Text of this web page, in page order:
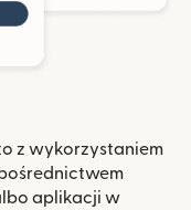
z wykorzystaniem
się w nowym
aplikacji w